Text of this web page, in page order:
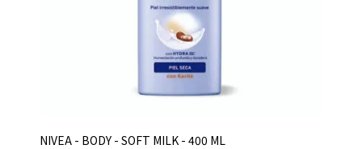
NIVEA - BODY - SOFT MILK - 400 ML